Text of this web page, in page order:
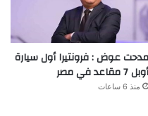
مدحت عوض : فرونتيرا أول سيارة
7 مقاعد في مصر
منذ 6 ساعات